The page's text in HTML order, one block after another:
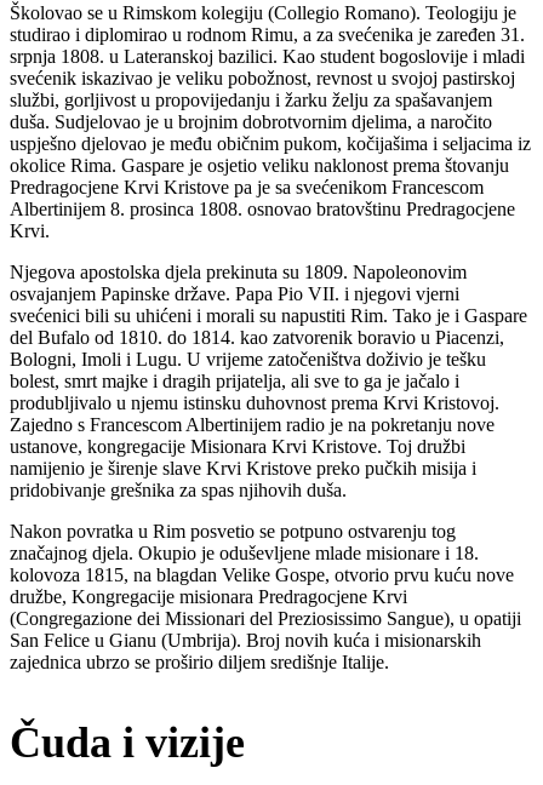
Školovao se u Rimskom kolegiju (Collegio Romano). Teologiju je
studirao i diplomirao u rodnom Rimu, a za svećenika je zaređen 31.
srpnja 1808. u Lateranskoj bazilici. Kao student bogoslovije i mladi
svećenik iskazivao je veliku pobožnost, revnost u svojoj pastirskoj
službi, gorljivost u propovijedanju i žarku želju za spašavanjem
duša. Sudjelovao je u brojnim dobrotvornim djelima, a naročito
uspješno djelovao je među običnim pukom, kočijašima i seljacima iz
okolice Rima. Gaspare je osjetio veliku naklonost prema štovanju
Predragocjene Krvi Kristove pa je sa svećenikom Francescom
Albertinijem 8. prosinca 1808. osnovao bratovštinu Predragocjene
Krvi.
Njegova apostolska djela prekinuta su 1809. Napoleonovim
osvajanjem Papinske države. Papa Pio VII. i njegovi vjerni
svećenici bili su uhićeni i morali su napustiti Rim. Tako je i Gaspare
del Bufalo od 1810. do 1814. kao zatvorenik boravio u Piacenzi,
Bologni, Imoli i Lugu. U vrijeme zatočeništva doživio je tešku
bolest, smrt majke i dragih prijatelja, ali sve to ga je jačalo i
produbljivalo u njemu istinsku duhovnost prema Krvi Kristovoj.
Zajedno s Francescom Albertinijem radio je na pokretanju nove
ustanove, kongregacije Misionara Krvi Kristove. Toj družbi
namijenio je širenje slave Krvi Kristove preko pučkih misija i
pridobivanje grešnika za spas njihovih duša.
Nakon povratka u Rim posvetio se potpuno ostvarenju tog
značajnog djela. Okupio je oduševljene mlade misionare i 18.
kolovoza 1815, na blagdan Velike Gospe, otvorio prvu kuću nove
družbe, Kongregacije misionara Predragocjene Krvi
(Congregazione dei Missionari del Preziosissimo Sangue), u opatiji
San Felice u Gianu (Umbrija). Broj novih kuća i misionarskih
zajednica ubrzo se proširio diljem središnje Italije.
Čuda i vizije